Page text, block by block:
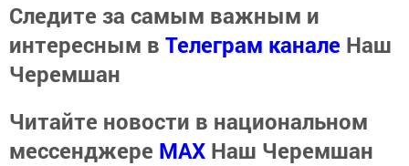
Следите за самым важным и
интересным в Телеграм канале Наш
Черемшан
Читайте новости в национальном
мессенджере MАХ Наш Черемшан